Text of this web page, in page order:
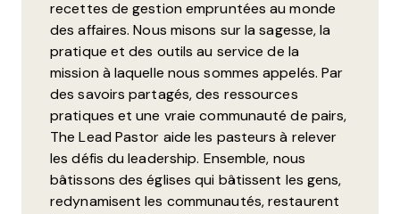
recettes de gestion empruntées au monde
des affaires. Nous misons sur la sagesse, la
pratique et des outils au service de la
mission à laquelle nous sommes appelés. Par
des savoirs partagés, des ressources
pratiques et une vraie communauté de pairs,
The Lead Pastor aide les pasteurs à relever
les défis du leadership. Ensemble, nous
bâtissons des églises qui bâtissent les gens,
redynamisent les communautés, restaurent